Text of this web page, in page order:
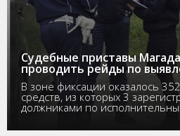
Судебные приставы
проводить рейды по
В зоне фиксации оказалось
средств, из которых 3
должниками по